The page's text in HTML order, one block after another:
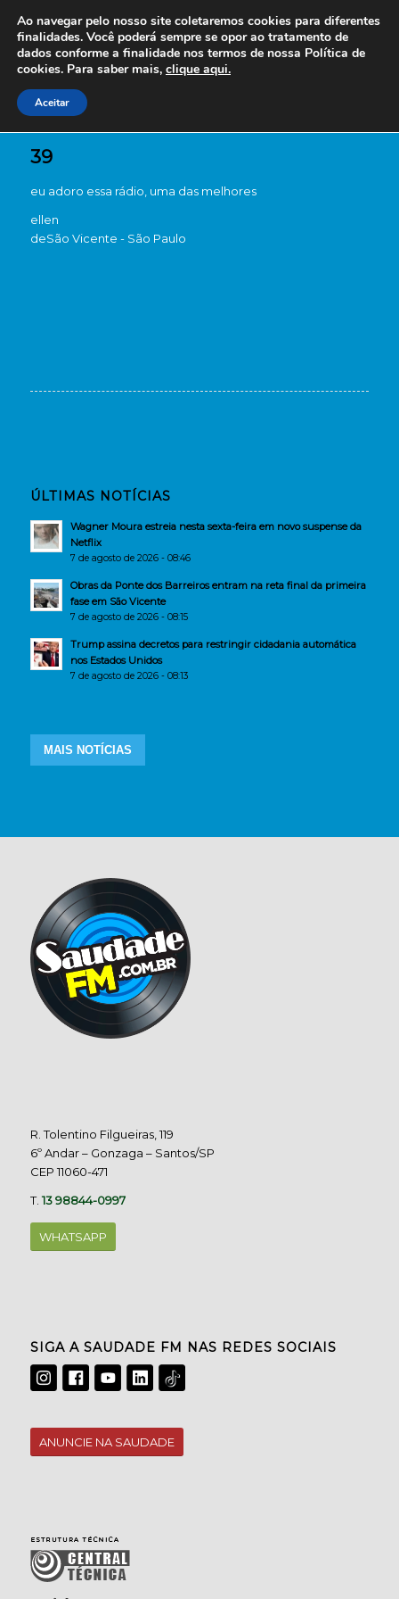
39
eu adoro essa rádio, uma das melhores
ellen
deSão Vicente - São Paulo
ÚLTIMAS NOTÍCIAS
Wagner Moura estreia nesta sexta-feira em novo suspense da
Netflix
7 de agosto de 2026 - 08:46
Obras da Ponte dos Barreiros entram na reta final da primeira
fase em São Vicente
7 de agosto de 2026 - 08:15
Trump assina decretos para restringir cidadania automática
nos Estados Unidos
7 de agosto de 2026 - 08:13
MAIS NOTÍCIAS
R. Tolentino Filgueiras, 119
6º Andar – Gonzaga – Santos/SP
CEP 11060-471
T.13 98844-0997
WHATSAPP
SIGA A SAUDADE FM NAS REDES SOCIAIS
ANUNCIE NA SAUDADE
Ao navegar pelo nosso site coletaremos cookies para diferentes
finalidades. Você poderá sempre se opor ao tratamento de
dados conforme a finalidade nos termos de nossa Política de
cookies. Para saber mais, clique aqui.
Aceitar